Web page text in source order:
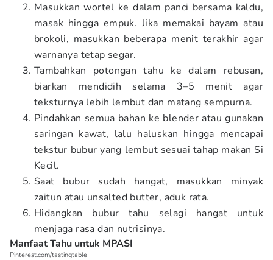
Masukkan wortel ke dalam panci bersama kaldu,
masak hingga empuk. Jika memakai bayam atau
brokoli, masukkan beberapa menit terakhir agar
warnanya tetap segar.
Tambahkan potongan tahu ke dalam rebusan,
biarkan mendidih selama 3–5 menit agar
teksturnya lebih lembut dan matang sempurna.
Pindahkan semua bahan ke blender atau gunakan
saringan kawat, lalu haluskan hingga mencapai
tekstur bubur yang lembut sesuai tahap makan Si
Kecil.
Saat bubur sudah hangat, masukkan minyak
zaitun atau unsalted butter, aduk rata.
Hidangkan bubur tahu selagi hangat untuk
menjaga rasa dan nutrisinya.
Manfaat Tahu untuk MPASI
Pinterest.com/tastingtable